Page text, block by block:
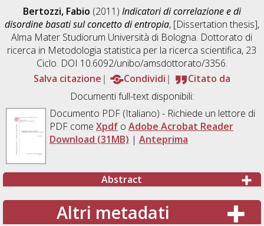
Bertozzi, Fabio (2011) Indicatori di correlazione e di
disordine basati sul concetto di entropia, [Dissertation thesis],
Alma Mater Studiorum Università di Bologna. Dottorato di
ricerca in Metodologia statistica per la ricerca scientifica, 23
Ciclo. DOI 10.6092/unibo/amsdottorato/3356.
Salva citazione
Condividi
Citato da
Documenti full-text disponibili:
Documento PDF(Italiano) - Richiede un lettore di
PDF come Xpdfo Adobe Acrobat Reader
Download (31MB) | Anteprima
Abstract
Altri metadati